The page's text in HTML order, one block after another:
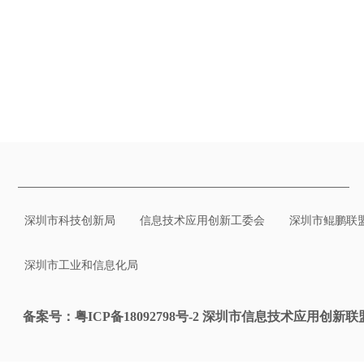
深圳市科技创新局 信息技术应用创新工委会 深圳市鲲鹏联
深圳市工业和信息化局
备案号：粤ICP备18092798号-2 深圳市信息技术应用创新联